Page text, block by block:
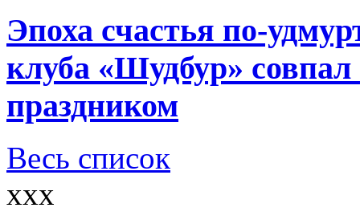
Эпоха счастья по-
клуба «Шудбур»
праздником
Весь список
xxx